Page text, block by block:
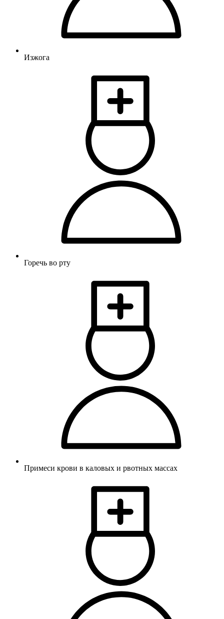
Изжога
Горечь во рту
Примеси крови в каловых и рвотных массах